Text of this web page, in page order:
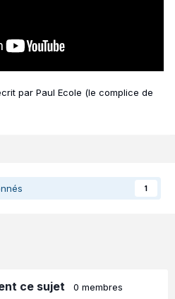
par Paul Ecole (le complice de
1
ce sujet 0 membres